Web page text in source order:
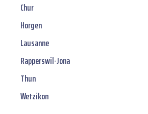
Chur
Horgen
Lausanne
Rapperswil-Jona
Thun
Wetzikon